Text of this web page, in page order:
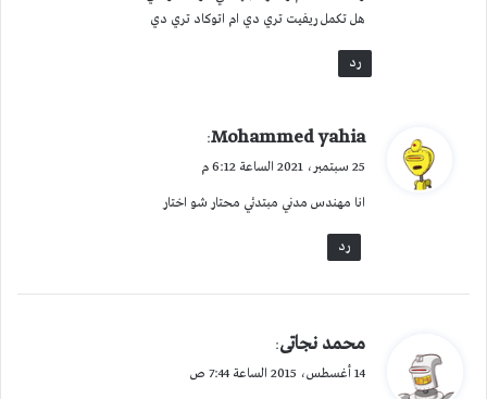
هل تكمل ريفيت تري دي ام اتوكاد تري دي
رد
ي
ل
Mohammed yahia
:
25 سبتمبر، 2021 الساعة 6:12 م
انا مهندس مدني مبتدئي محتار شو اختار
رد
ي
محمد نجاتى:
14 أغسطس، 2015 الساعة 7:44 ص